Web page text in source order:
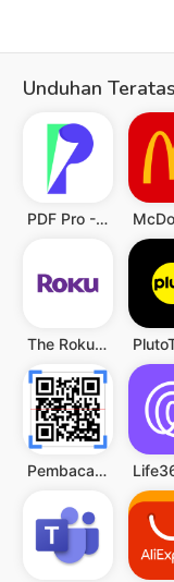
Unduhan Teratas
PDF Pro - Reader & Maker
The Roku App (Official)
Pembaca QR & Kode Batang